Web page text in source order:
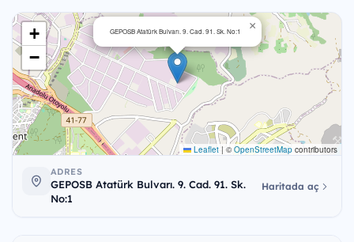
GEPOSB Atatürk Bulvarı. 9. Cad. 91. Sk. No:1 ×
+
−
Leaflet | ©OpenStreetMap contributors
ADRES
GEPOSB Atatürk Bulvarı. 9. Cad. 91. Sk.
No:1
Haritada aç